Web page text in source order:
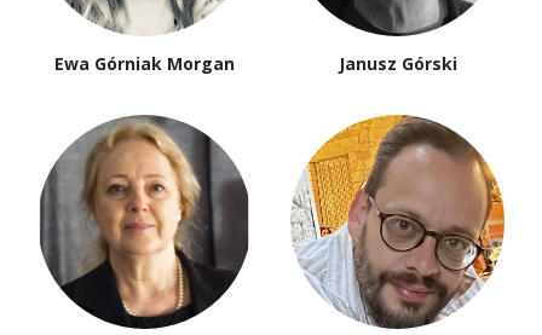
Ewa Górniak Morgan Janusz Górski